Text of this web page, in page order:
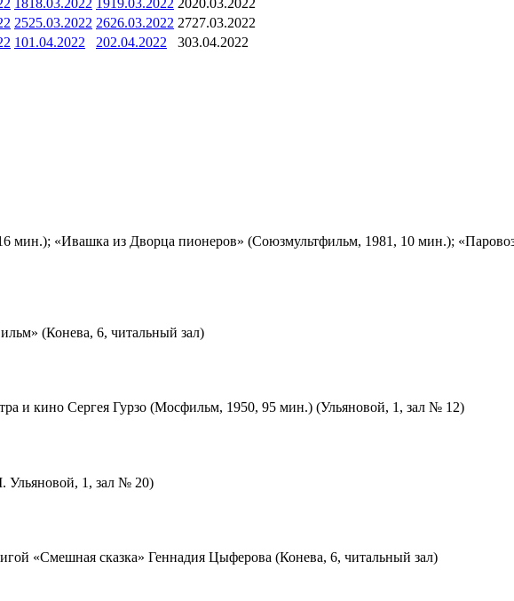
1818.03.2022 1919.03.2022 2020.03.2022
2525.03.2022 2626.03.2022 2727.03.2022
101.04.2022 202.04.2022 303.04.2022
«Ивашка из Дворца пионеров» (Союзмультфильм, 1981, 10 мин.);
(Конева, 6, читальный зал)
и кино Сергея Гурзо (Мосфильм, 1950, 95 мин.) (Ульяновой, 1, зал № 12)
Ульяновой, 1, зал № 20)
«Смешная сказка» Геннадия Цыферова (Конева, 6, читальный зал)